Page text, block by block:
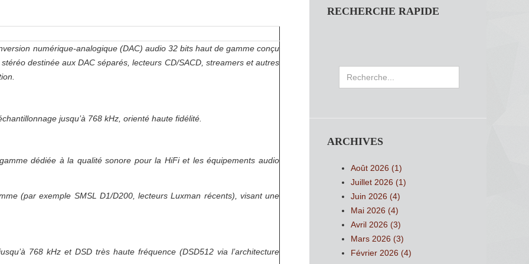
numérique‑analogique (DAC) audio 32 bits haut de gamme conçu
destinée aux DAC séparés, lecteurs CD/SACD, streamers et autres
jusqu’à 768 kHz, orienté haute fidélité.
dédiée à la qualité sonore pour la HiFi et les équipements audio
(par exemple SMSL D1/D200, lecteurs Luxman récents), visant une
768 kHz et DSD très haute fréquence (DSD512 via l’architecture
RECHERCHE RAPIDE
Rechercher
ARCHIVES
Août 2026 (1)
Juillet 2026 (1)
Juin 2026 (4)
Mai 2026 (4)
Avril 2026 (3)
Mars 2026 (3)
Février 2026 (4)